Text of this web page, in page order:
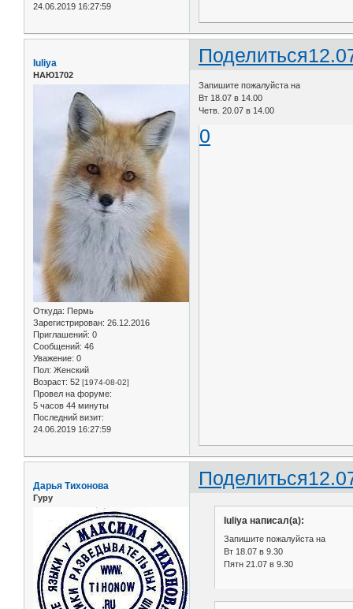
24.06.2019 16:27:59
Поделиться
Iuliya
НАЮ1702
Откуда: Пермь
Зарегистрирован: 26.12.2016
Приглашений: 0
Сообщений: 46
Уважение: 0
Пол: Женский
Возраст: 52 [1974-08-02]
Провел на форуме:
5 часов 44 минуты
Последний визит:
24.06.2019 16:27:59
Запишите пожалуйста на
Вт 18.07 в 14.00
Четв. 20.07 в 14.00
0
Поделиться
Дарья Тихонова
Гуру
Iuliya написал(а):
Запишите пожалуйста на
Вт 18.07 в 9.30
Пятн 21.07 в 9.30